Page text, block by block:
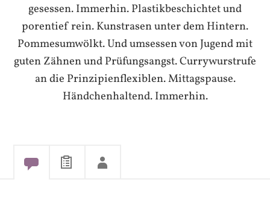
gesessen. Immerhin. Plastikbeschichtet und
porentief rein. Kunstrasen unter dem Hintern.
Pommesumwölkt. Und umsessen von Jugend mit
guten Zähnen und Prüfungsangst. Currywurstrufe
an die Prinzipienflexiblen. Mittagspause.
Händchenhaltend. Immerhin.